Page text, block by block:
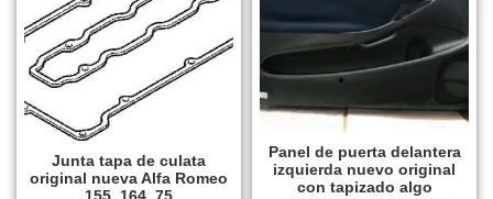
Junta tapa de culata
original nueva Alfa Romeo
Panel de puerta delantera
izquierda nuevo original
con tapizado algo